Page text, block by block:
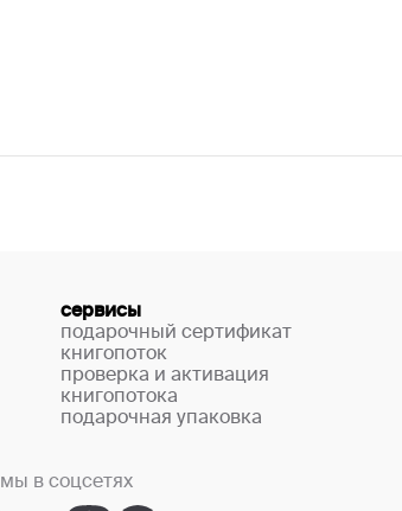
сервисы
подарочный сертификат
книгопоток
проверка и активация
книгопотока
подарочная упаковка
мы в соцсетях